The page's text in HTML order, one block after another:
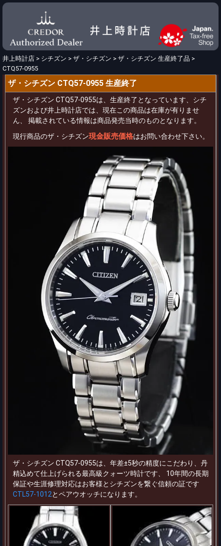
井上時計店 > シチズン > ザ・シチズン > ザ・シチズン 生産終了品 >
CTQ57-0955
ザ・シチズン CTQ57-0955 生産終了
ザ・シチズン CTQ57-0955は、生産終了となっています、シチ
ズンおよび井上時計店では、現在この商品は在庫が有りませ
ん、 掲載されている情報は商品発売当時のものとなります。
現行商品のザ・シチズン現金販売価格はお問い合わせ下さい。
ザ・シチズン CTQ57-0955は、年差±5秒の精度にこだわり、丹
精込めて仕上げられる最高級クォーツ時計です、 10年間の長期
保証や生涯修理対応はお客様とシチズンを繋ぐ信頼の証です
CTL57-1012とペアウオッチになります。